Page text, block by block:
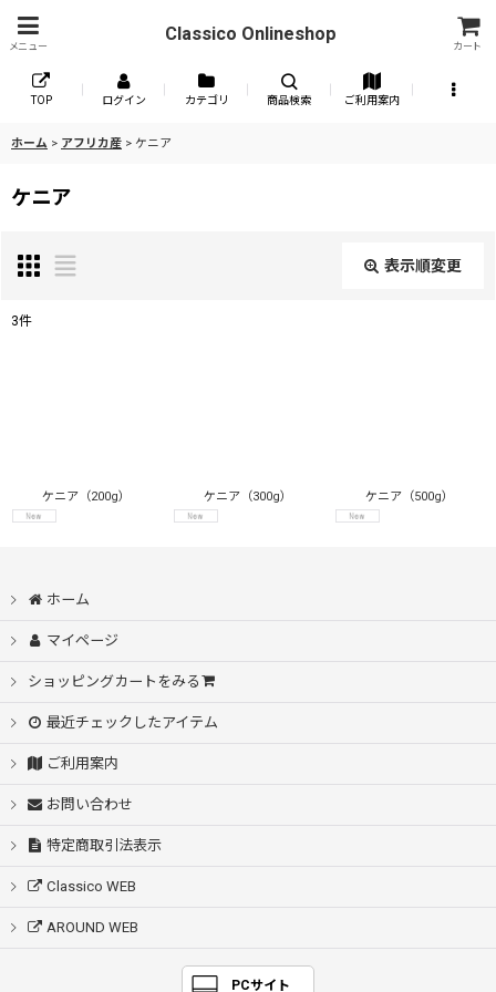
メニュー
Classico Onlineshop
カート
TOP ログイン カテゴリ 商品検索 ご利用案内
ホーム > アフリカ産 > ケニア
ケニア
表示順変更
絞り込む
3件
ケニア（200g） ケニア（300g） ケニア（500g）
ホーム
マイページ
ショッピングカートをみる
最近チェックしたアイテム
ご利用案内
お問い合わせ
特定商取引法表示
Classico WEB
AROUND WEB
PCサイト